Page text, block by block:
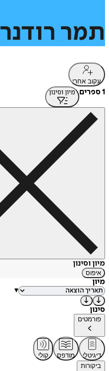
תמר רודנר
עקוב אחרי
1 ספרים מיון וסינון
מיון וסינון
איפוס
מיון
▾
סינון
פורמטים
דיגיטלי מודפס
קולי
ביקורות